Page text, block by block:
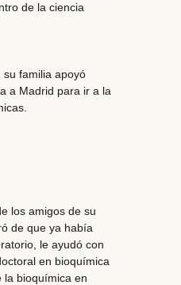
de la ciencia
su familia apoyó
a Madrid para ir a la
los amigos de su
de que ya había
le ayudó con
en bioquímica
la bioquímica en